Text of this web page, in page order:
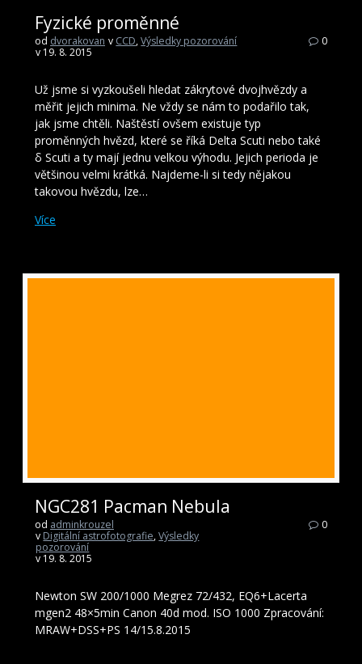
Fyzické proměnné
od dvorakovan v CCD,Výsledky pozorování
v 19. 8. 2015
0
Už jsme si vyzkoušeli hledat zákrytové dvojhvězdy a
měřit jejich minima. Ne vždy se nám to podařilo tak,
jak jsme chtěli. Naštěstí ovšem existuje typ
proměnných hvězd, které se říká Delta Scuti nebo také
δ Scuti a ty mají jednu velkou výhodu. Jejich perioda je
většinou velmi krátká. Najdeme-li si tedy nějakou
takovou hvězdu, lze…
Více
NGC281 Pacman Nebula
od adminkrouzel
v Digitální astrofotografie,Výsledky
pozorování
v 19. 8. 2015
0
Newton SW 200/1000 Megrez 72/432, EQ6+Lacerta
mgen2 48×5min Canon 40d mod. ISO 1000 Zpracování:
MRAW+DSS+PS 14/15.8.2015